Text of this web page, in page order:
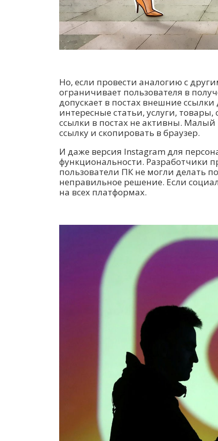
Но, если провести аналогию с
ограничивает пользователя в
допускает в постах внешние
интересные статьи, услуги,
ссылки в постах не активны. Малый
ссылку и скопировать в браузер.
И даже версия Instagram для
функциональности. Разработчики
пользователи ПК не могли делать
неправильное решение. Если
на всех платформах.